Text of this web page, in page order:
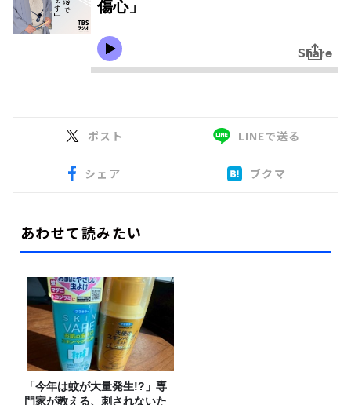
ポスト LINEで送る
シェア ブクマ
あわせて読みたい
「今年は蚊が大量発生!?」専
門家が教える、刺されないた